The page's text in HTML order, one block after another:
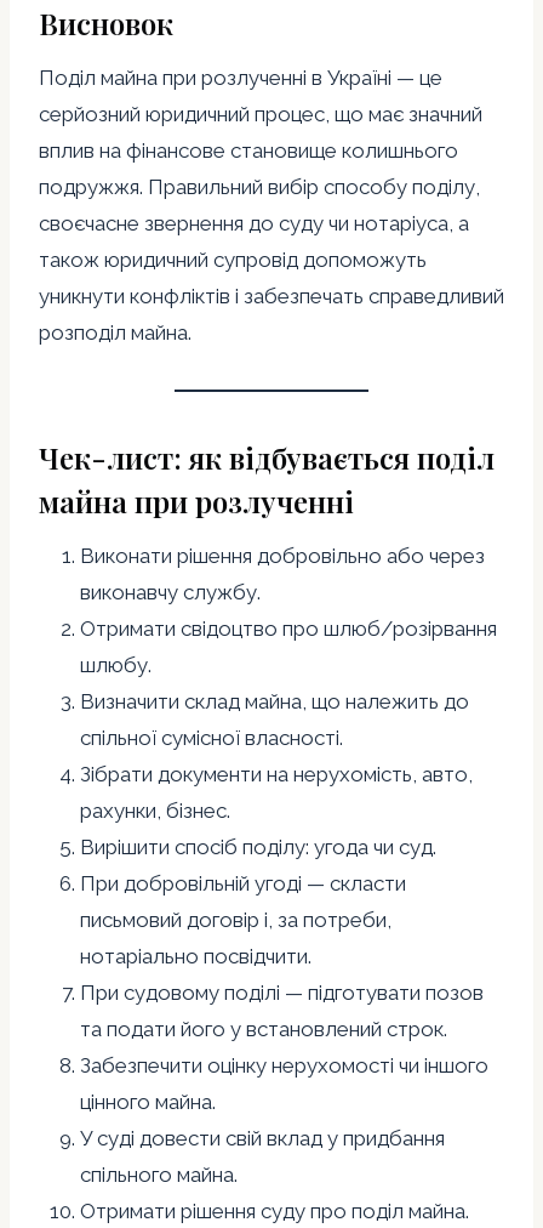
Висновок
Поділ майна при розлученні в Україні — це
серйозний юридичний процес, що має значний
вплив на фінансове становище колишнього
подружжя. Правильний вибір способу поділу,
своєчасне звернення до суду чи нотаріуса, а
також юридичний супровід допоможуть
уникнути конфліктів і забезпечать справедливий
розподіл майна.
Чек-лист: як відбувається поділ
майна при розлученні
Виконати рішення добровільно або через
виконавчу службу.
Отримати свідоцтво про шлюб/розірвання
шлюбу.
Визначити склад майна, що належить до
спільної сумісної власності.
Зібрати документи на нерухомість, авто,
рахунки, бізнес.
Вирішити спосіб поділу: угода чи суд.
При добровільній угоді — скласти
письмовий договір і, за потреби,
нотаріально посвідчити.
При судовому поділі — підготувати позов
та подати його у встановлений строк.
Забезпечити оцінку нерухомості чи іншого
цінного майна.
У суді довести свій вклад у придбання
спільного майна.
Отримати рішення суду про поділ майна.